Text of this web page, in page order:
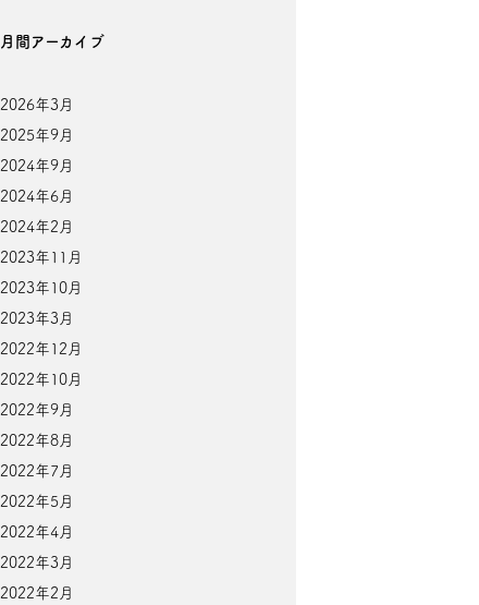
月間アーカイブ
2026年3月
2025年9月
2024年9月
2024年6月
2024年2月
2023年11月
2023年10月
2023年3月
2022年12月
2022年10月
2022年9月
2022年8月
2022年7月
2022年5月
2022年4月
2022年3月
2022年2月